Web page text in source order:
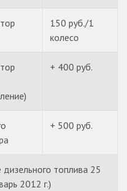
150 руб./1
колесо
+ 400 руб.
+ 500 руб.
топлива 25
2012 г.)